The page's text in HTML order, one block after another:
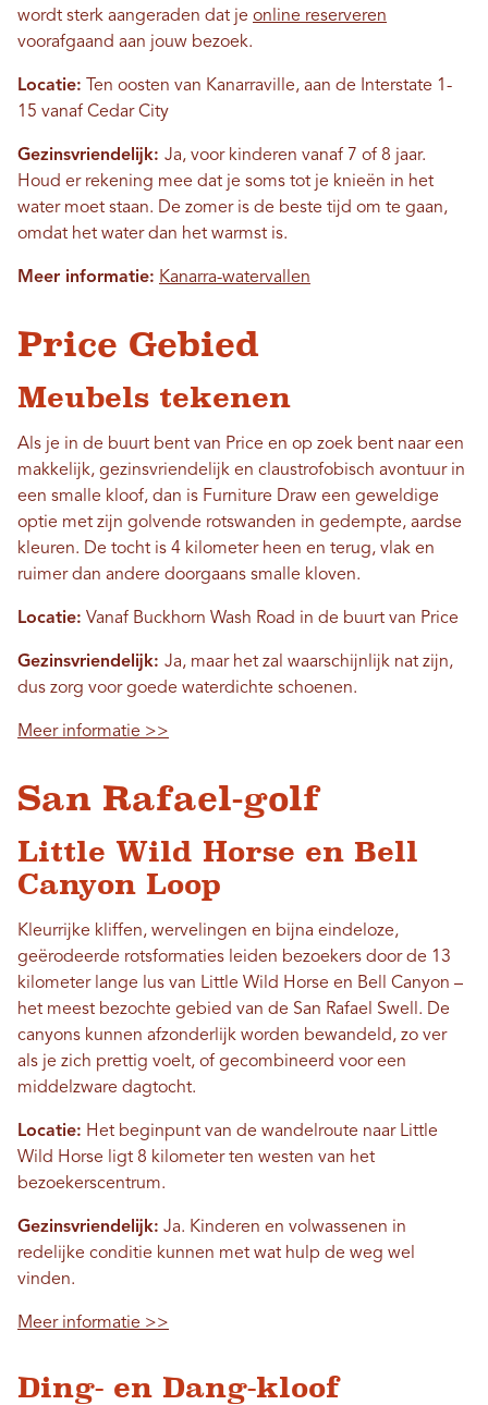
wordt sterk aangeraden dat je online reserveren
voorafgaand aan jouw bezoek.
Locatie: Ten oosten van Kanarraville, aan de Interstate 1-
15 vanaf Cedar City
Gezinsvriendelijk: Ja, voor kinderen vanaf 7 of 8 jaar.
Houd er rekening mee dat je soms tot je knieën in het
water moet staan. De zomer is de beste tijd om te gaan,
omdat het water dan het warmst is.
Meer informatie: Kanarra-watervallen
Price Gebied
Meubels tekenen
Als je in de buurt bent van Price en op zoek bent naar een
makkelijk, gezinsvriendelijk en claustrofobisch avontuur in
een smalle kloof, dan is Furniture Draw een geweldige
optie met zijn golvende rotswanden in gedempte, aardse
kleuren. De tocht is 4 kilometer heen en terug, vlak en
ruimer dan andere doorgaans smalle kloven.
Locatie: Vanaf Buckhorn Wash Road in de buurt van Price
Gezinsvriendelijk: Ja, maar het zal waarschijnlijk nat zijn,
dus zorg voor goede waterdichte schoenen.
Meer informatie >>
San Rafael-golf
Little Wild Horse en Bell
Canyon Loop
Kleurrijke kliffen, wervelingen en bijna eindeloze,
geërodeerde rotsformaties leiden bezoekers door de 13
kilometer lange lus van Little Wild Horse en Bell Canyon –
het meest bezochte gebied van de San Rafael Swell. De
canyons kunnen afzonderlijk worden bewandeld, zo ver
als je zich prettig voelt, of gecombineerd voor een
middelzware dagtocht.
Locatie: Het beginpunt van de wandelroute naar Little
Wild Horse ligt 8 kilometer ten westen van het
bezoekerscentrum.
Gezinsvriendelijk: Ja. Kinderen en volwassenen in
redelijke conditie kunnen met wat hulp de weg wel
vinden.
Meer informatie >>
Ding- en Dang-kloof